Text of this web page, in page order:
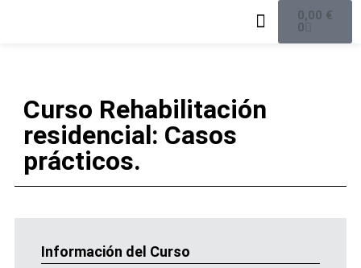
0,00 €
0
Curso Rehabilitación
residencial: Casos
prácticos.
Información del Curso